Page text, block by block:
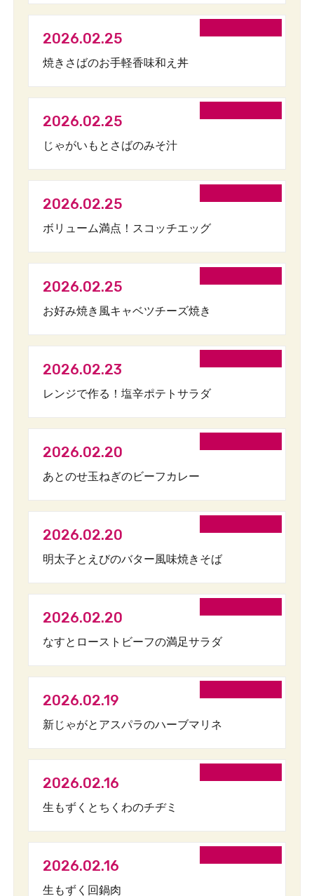
2026.02.25
焼きさばのお手軽香味和え丼
2026.02.25
じゃがいもとさばのみそ汁
2026.02.25
ボリューム満点！スコッチエッグ
2026.02.25
お好み焼き風キャベツチーズ焼き
2026.02.23
レンジで作る！塩辛ポテトサラダ
2026.02.20
あとのせ玉ねぎのビーフカレー
2026.02.20
明太子とえびのバター風味焼きそば
2026.02.20
なすとローストビーフの満足サラダ
2026.02.19
新じゃがとアスパラのハーブマリネ
2026.02.16
生もずくとちくわのチヂミ
2026.02.16
生もずく回鍋肉